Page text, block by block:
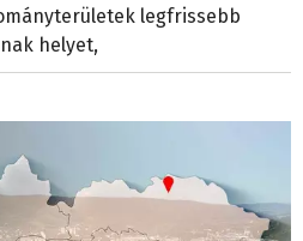
legfrissebb
helyet,